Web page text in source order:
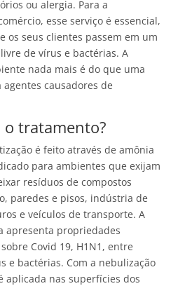
ou alergia. Para a
esse serviço é essencial,
os seus clientes passem em um
de vírus e bactérias. A
nada mais é do que uma
causadores de
o tratamento?
é feito através de amônia
para ambientes que exijam
resíduos de compostos
paredes e pisos, indústria de
e veículos de transporte. A
apresenta propriedades
Covid 19, H1N1, entre
e bactérias. Com a nebulização
aplicada nas superfícies dos